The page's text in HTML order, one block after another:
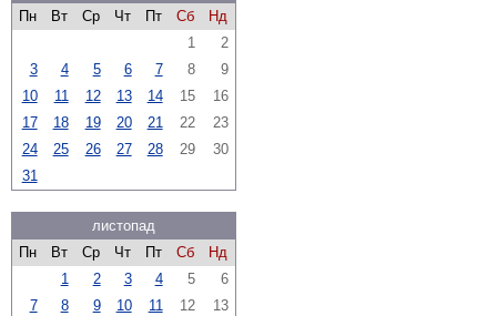
Пн Вт Ср Чт Пт Сб
Нд
1
2
3
4 5 6 7 8
9
10
11 12 13 14 15
16
17
18 19 20 21 22
23
24
25 26 27 28 29
30
31
листопад
Пн
Вт Ср Чт Пт Сб
Нд
1
2 3 4 5
6
7
8 9 10 11 12
13